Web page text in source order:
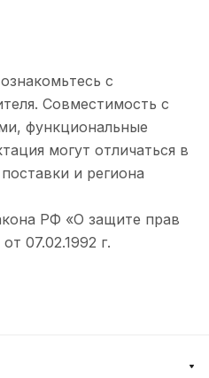
с
Совместимость с
функциональные
могут отличаться в
и региона
РФ «О защите прав
07.02.1992 г.